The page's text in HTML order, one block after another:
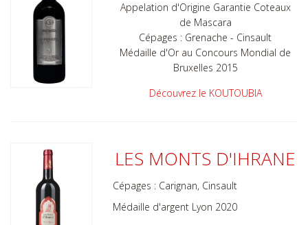
Appelation d'Origine Garantie Coteaux
de Mascara
Cépages : Grenache - Cinsault
Médaille d'Or au Concours Mondial de
Bruxelles 2015
Découvrez le KOUTOUBIA
LES MONTS D'IHRANE
Cépages : Carignan, Cinsault
Médaille d'argent Lyon 2020